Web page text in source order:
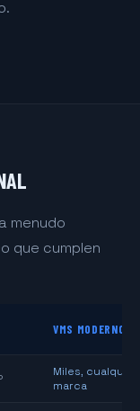
menudo
que cumplen
VMS MODERNO
Miles, cualquier
marca